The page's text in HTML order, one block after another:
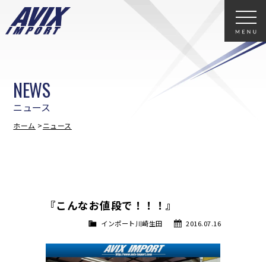
ニュース
NEWS
ホーム ニュース
『こんなお値段で！！！』
2016.07.16
インポート川崎生田